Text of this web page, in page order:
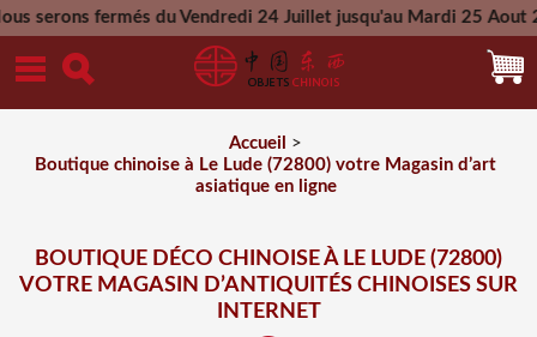
du Vendredi 24 Juillet jusqu'au Mardi 25 Aout 2026 -
Mercredi 26 Aout 2026
Accueil
>
Boutique chinoise à Le Lude (72800) votre Magasin d’art
asiatique en ligne
BOUTIQUE DÉCO CHINOISE À LE LUDE (72800)
VOTRE MAGASIN D’ANTIQUITÉS CHINOISES SUR
INTERNET